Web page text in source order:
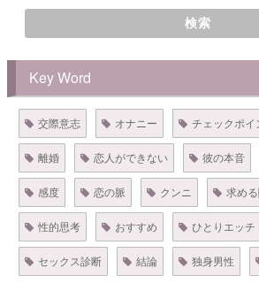
検索
Key Word
交際意志 オナニー チェックポイ
離婚 恋人ができない 彼の本音
感度 恋の脈 クンニ 求め
性的思考 おすすめ ひとりエッチ
セックス診断 結論 独身男性